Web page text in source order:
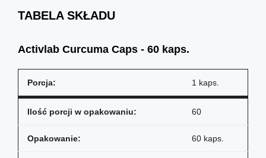
TABELA SKŁADU
Activlab Curcuma Caps - 60 kaps.
Porcja: 1 kaps.
Ilość porcji w opakowaniu: 60
Opakowanie: 60 kaps.